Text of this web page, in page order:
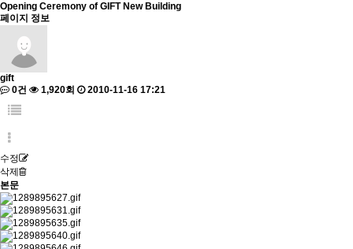
Opening Ceremony of GIFT New Building
페이지 정보
gift
0건
1,920회 2010-11-16 17:21
수정
삭제
본문